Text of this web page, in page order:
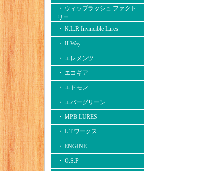
・ ウィップラッシュ ファクト
リー
・ N.L.R Invincible Lures
・ H.Way
・ エレメンツ
・ エコギア
・ エドモン
・ エバーグリーン
・ MPB LURES
・ L.T.ワークス
・ ENGINE
・ O.S.P